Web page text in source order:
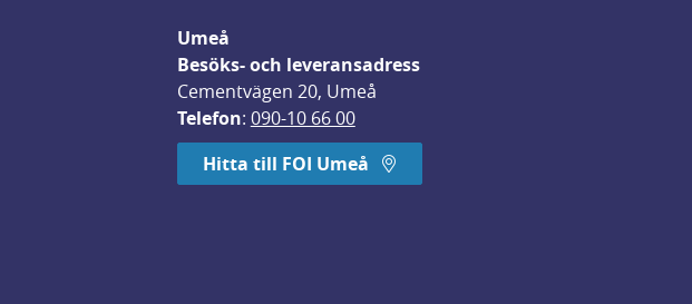
Umeå
Besöks- och leveransadress
Cementvägen 20, Umeå
Telefon: 090-10 66 00
Hitta till FOI Umeå